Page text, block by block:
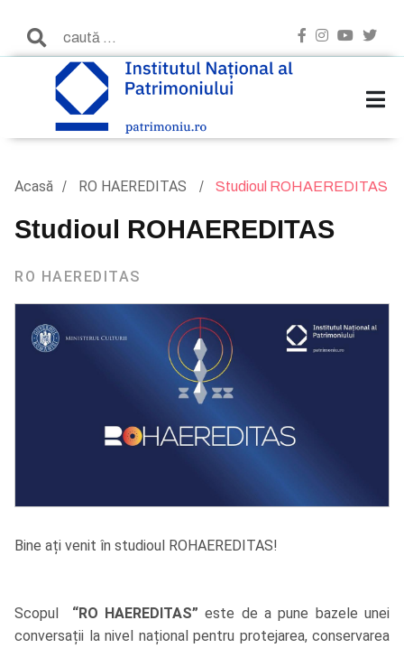
Acasă RO HAEREDITAS Studioul ROHAEREDITAS
Studioul ROHAEREDITAS
RO HAEREDITAS
Bine ați venit în studioul ROHAEREDITAS!
Scopul “RO HAEREDITAS” este de a pune bazele unei
conversații la nivel național pentru protejarea, conservarea